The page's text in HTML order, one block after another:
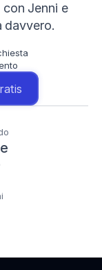
Jenni e
davvero.